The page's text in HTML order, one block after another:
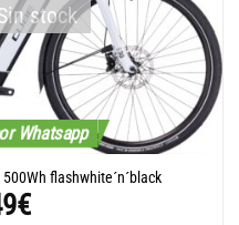
Whatsapp
stock
500Wh flashwhite´n´black
€